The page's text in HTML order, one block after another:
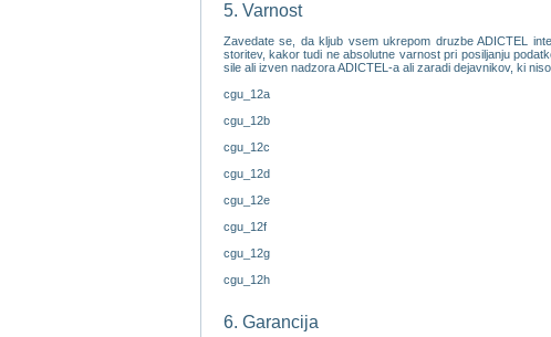
5. Varnost
Zavedate se, da kljub vsem ukrepom druzbe ADICTEL
storitev, kakor tudi ne absolutne varnost pri posiljanju
sile ali izven nadzora ADICTEL-a ali zaradi dejavnikov, ki
cgu_12a
cgu_12b
cgu_12c
cgu_12d
cgu_12e
cgu_12f
cgu_12g
cgu_12h
6. Garancija